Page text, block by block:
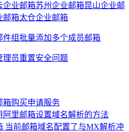
企业邮箱苏州企业邮箱昆山企业邮
邮箱太仓企业邮箱
件组批量添加多个成员邮箱
理员重置安全问题
箱购买申请服务
阿里邮箱设置域名解析的方法
当前邮箱域名配置了与MX解析冲